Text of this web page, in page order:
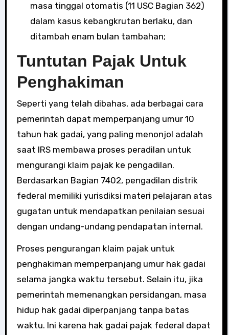
masa tinggal otomatis (11 USC Bagian 362)
dalam kasus kebangkrutan berlaku, dan
ditambah enam bulan tambahan;
Tuntutan Pajak Untuk
Penghakiman
Seperti yang telah dibahas, ada berbagai cara
pemerintah dapat memperpanjang umur 10
tahun hak gadai, yang paling menonjol adalah
saat IRS membawa proses peradilan untuk
mengurangi klaim pajak ke pengadilan.
Berdasarkan Bagian 7402, pengadilan distrik
federal memiliki yurisdiksi materi pelajaran atas
gugatan untuk mendapatkan penilaian sesuai
dengan undang-undang pendapatan internal.
Proses pengurangan klaim pajak untuk
penghakiman memperpanjang umur hak gadai
selama jangka waktu tersebut. Selain itu, jika
pemerintah memenangkan persidangan, masa
hidup hak gadai diperpanjang tanpa batas
waktu. Ini karena hak gadai pajak federal dapat